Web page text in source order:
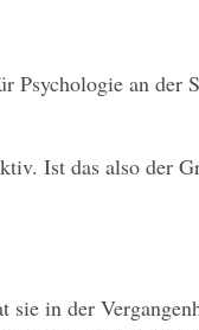
Psychologie an der
Ist das also der
in der